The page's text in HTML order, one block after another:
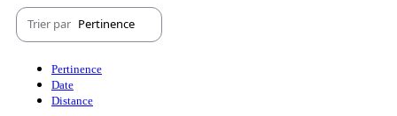
Trier par Pertinence
Pertinence
Date
Distance